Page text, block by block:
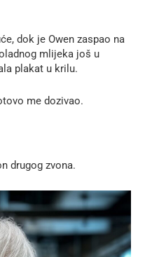
dok je Owen zaspao na
mlijeka još u
plakat u krilu.
me dozivao.
drugog zvona.